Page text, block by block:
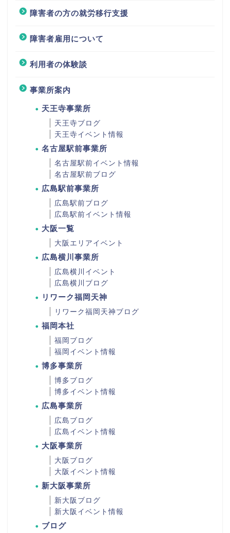
障害者の方の就労移行支援
障害者雇用について
利用者の体験談
事業所案内
天王寺事業所
天王寺ブログ
天王寺イベント情報
名古屋駅前事業所
名古屋駅前イベント情報
名古屋駅前ブログ
広島駅前事業所
広島駅前ブログ
広島駅前イベント情報
大阪一覧
大阪エリアイベント
広島横川事業所
広島横川イベント
広島横川ブログ
リワーク福岡天神
リワーク福岡天神ブログ
福岡本社
福岡ブログ
福岡イベント情報
博多事業所
博多ブログ
博多イベント情報
広島事業所
広島ブログ
広島イベント情報
大阪事業所
大阪ブログ
大阪イベント情報
新大阪事業所
新大阪ブログ
新大阪イベント情報
ブログ